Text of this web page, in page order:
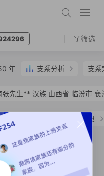
筛选
年 支系分析 支系
张先生** 汉族 山西省 临汾市 襄
河南省 驻马店市 上蔡县
间距今 3050 年 SNP
距今 3050 年